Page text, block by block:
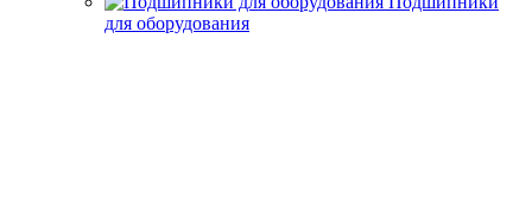
для оборудования